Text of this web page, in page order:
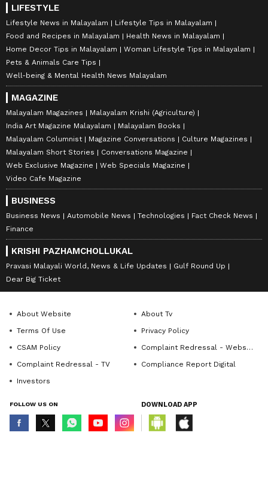
LIFESTYLE
Lifestyle News in Malayalam
Lifestyle Tips in Malayalam
Food and Recipes in Malayalam
Health News in Malayalam
Home Decor Tips in Malayalam
Woman Lifestyle Tips in Malayalam
Pets & Animals Care Tips
Well-being & Mental Health News Malayalam
MAGAZINE
Malayalam Magazines
Malayalam Krishi (Agriculture)
India Art Magazine Malayalam
Malayalam Books
Malayalam Columnist
Magazine Conversations
Culture Magazines
Malayalam Short Stories
Conversations Magazine
Web Exclusive Magazine
Web Specials Magazine
Video Cafe Magazine
BUSINESS
Business News Automobile News Technologies
Fact Check News
Finance
KRISHI PAZHAMCHOLLUKAL
Pravasi Malayali World, News & Life Updates
Gulf Round Up
Dear Big Ticket
About Website
About Tv
Terms Of Use
Privacy Policy
CSAM Policy
Complaint Redressal - Website
Complaint Redressal - TV
Compliance Report Digital
Investors
FOLLOW US ON DOWNLOAD APP